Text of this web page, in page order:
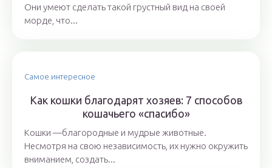
Они умеют сделать такой грустный вид на своей
морде, что...
Самое интересное
Как кошки благодарят хозяев: 7 способов
кошачьего «спасибо»
Кошки —благородные и мудрые животные.
Несмотря на свою независимость, их нужно окружить
вниманием, создать...